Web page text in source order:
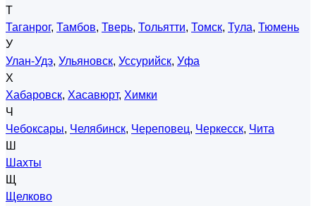
Т
Таганрог, Тамбов, Тверь, Тольятти, Томск, Тула, Тюмень
У
Улан-Удэ, Ульяновск, Уссурийск, Уфа
Х
Хабаровск, Хасавюрт, Химки
Ч
Чебоксары, Челябинск, Череповец, Черкесск, Чита
Ш
Шахты
Щ
Щелково